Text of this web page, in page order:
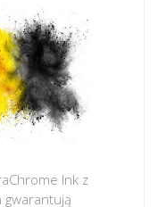
Ink z
gwarantują